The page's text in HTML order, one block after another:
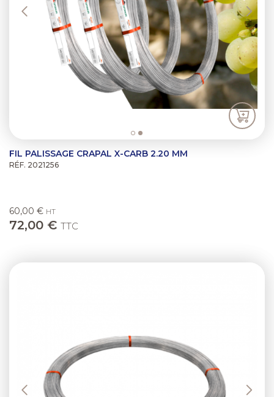
FIL PALISSAGE CRAPAL X-CARB 2.20 MM
RÉF. 2021256
60,00 € HT
72,00 € TTC